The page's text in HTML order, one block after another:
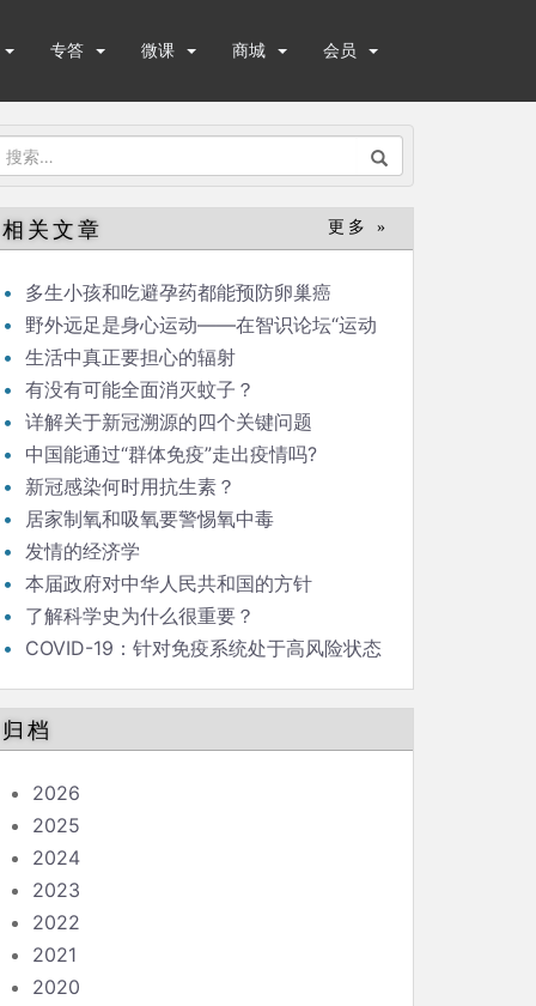
专答 微课 商城 会员
搜
：
相关文章 更多 »
多生小孩和吃避孕药都能预防卵巢癌
野外远足是身心运动——在智识论坛“运动
与健康”的发言
生活中真正要担心的辐射
有没有可能全面消灭蚊子？
详解关于新冠溯源的四个关键问题
中国能通过“群体免疫”走出疫情吗?
新冠感染何时用抗生素？
居家制氧和吸氧要警惕氧中毒
发情的经济学
本届政府对中华人民共和国的方针
了解科学史为什么很重要？
COVID-19：针对免疫系统处于高风险状态
归档
2026
2025
2024
2023
2022
2021
2020